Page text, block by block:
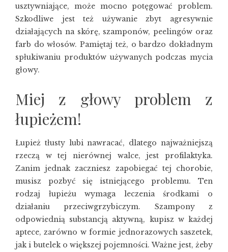
usztywniające, może mocno potęgować problem.
Szkodliwe jest też używanie zbyt agresywnie
działających na skórę, szamponów, peelingów oraz
farb do włosów. Pamiętaj też, o bardzo dokładnym
spłukiwaniu produktów używanych podczas mycia
głowy.
Miej z głowy problem z
łupieżem!
Łupież tłusty lubi nawracać, dlatego najważniejszą
rzeczą w tej nierównej walce, jest profilaktyka.
Zanim jednak zaczniesz zapobiegać tej chorobie,
musisz pozbyć się istniejącego problemu. Ten
rodzaj łupieżu wymaga leczenia środkami o
działaniu przeciwgrzybiczym. Szampony z
odpowiednią substancją aktywną, kupisz w każdej
aptece, zarówno w formie jednorazowych saszetek,
jak i butelek o większej pojemności. Ważne jest, żeby